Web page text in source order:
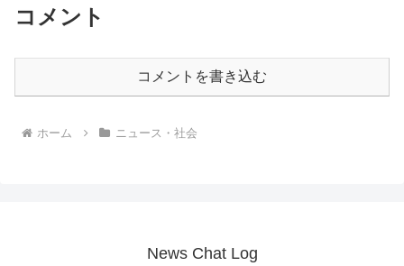
コメント
コメントを書き込む
ホーム ニュース・社会
News Chat Log